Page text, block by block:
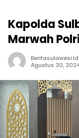
Kapolda
Marwah
Beritasulawesi.id
Agustus 30,